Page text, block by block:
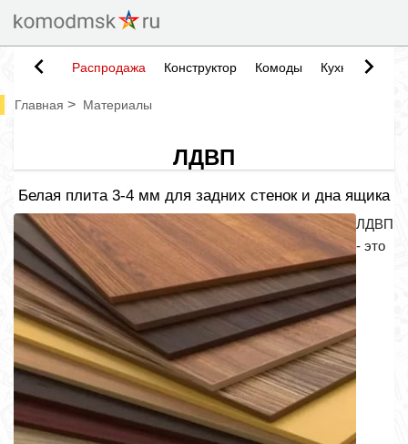
Распродажа Конструктор Комоды Кухни
Главная > Материалы
ЛДВП
Белая плита 3-4 мм для задних стенок и дна ящика
ЛДВП
- это